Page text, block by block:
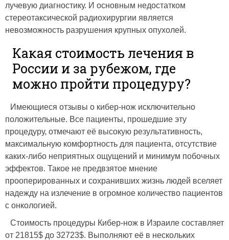
лучевую диагностику. И основным недостатком
стереотаксической радиохирургии является
невозможность разрушения крупных опухолей.
Какая стоимость лечения в
России и за рубежом, где
можно пройти процедуру?
Имеющиеся отзывы о кибер-нож исключительно
положительные. Все пациенты, прошедшие эту
процедуру, отмечают её высокую результативность,
максимальную комфортность для пациента, отсутствие
каких-либо неприятных ощущений и минимум побочных
эффектов. Такое не предвзятое мнение
прооперированных и сохранивших жизнь людей вселяет
надежду на излечение в огромное количество пациентов
с онкологией.
Стоимость процедуры Кибер-нож в Израиле составляет
от 21815$ до 32723$. Выполняют её в нескольких